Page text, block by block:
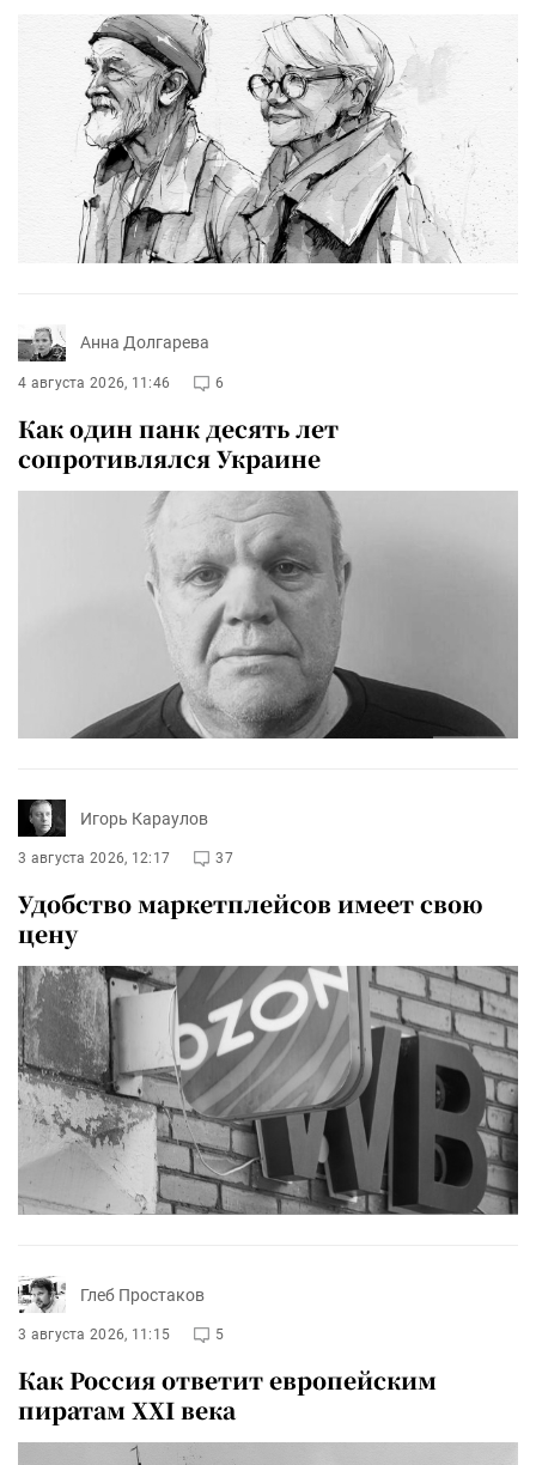
Анна Долгарева
4 августа 2026, 11:46 6
Как один панк десять лет
сопротивлялся Украине
Игорь Караулов
3 августа 2026, 12:17 37
Удобство маркетплейсов имеет свою
цену
Глеб Простаков
3 августа 2026, 11:15 5
Как Россия ответит европейским
пиратам XXI века